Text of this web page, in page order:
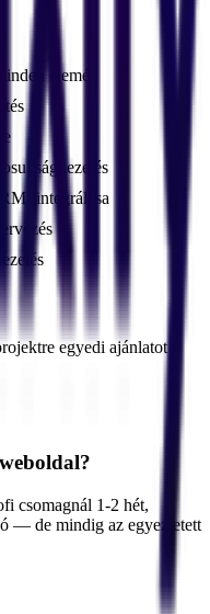
elemét
integrálása
egyedi ajánlatot
csomagnál 1-2 hét,
— de mindig az egyeztetett